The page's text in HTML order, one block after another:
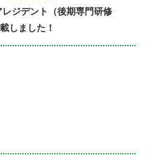
レジデント（後期専門研修
しました！